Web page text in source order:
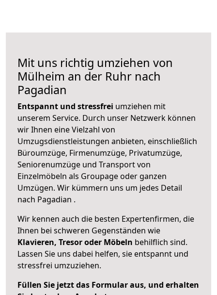
Mit uns richtig umziehen von
Mülheim an der Ruhr nach
Pagadian
Entspannt und stressfrei umziehen mit
unserem Service. Durch unser Netzwerk können
wir Ihnen eine Vielzahl von
Umzugsdienstleistungen anbieten, einschließlich
Büroumzüge, Firmenumzüge, Privatumzüge,
Seniorenumzüge und Transport von
Einzelmöbeln als Groupage oder ganzen
Umzügen. Wir kümmern uns um jedes Detail
nach Pagadian .
Wir kennen auch die besten Expertenfirmen, die
Ihnen bei schweren Gegenständen wie
Klavieren, Tresor oder Möbeln behilflich sind.
Lassen Sie uns dabei helfen, sie entspannt und
stressfrei umzuziehen.
Füllen Sie jetzt das Formular aus, und erhalten